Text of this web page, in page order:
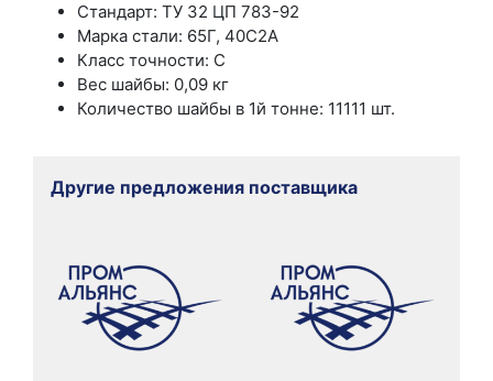
Стандарт: ТУ 32 ЦП 783-92
Марка стали: 65Г, 40С2А
Класс точности: C
Вес шайбы: 0,09 кг
Количество шайбы в 1й тонне: 11111 шт.
Другие предложения поставщика